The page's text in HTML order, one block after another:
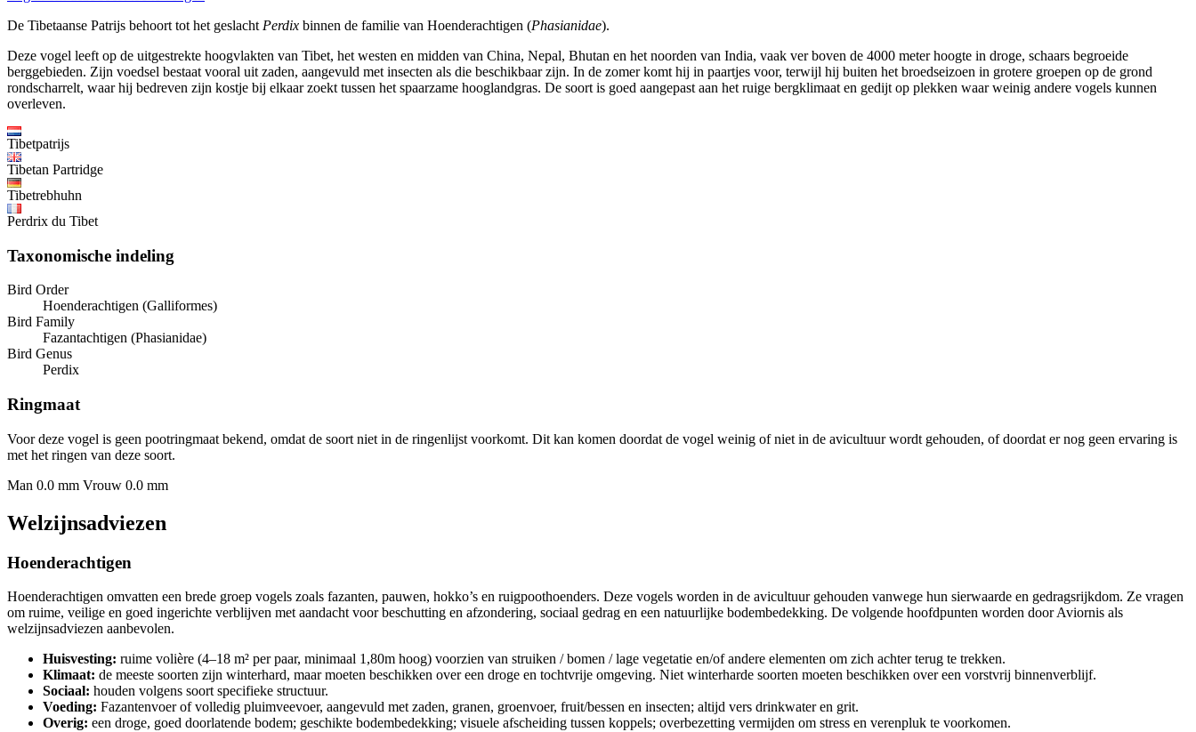
De Tibetaanse Patrijs behoort tot het geslacht Perdix binnen de familie van Hoenderachtigen (Phasianidae).
Deze vogel leeft op de uitgestrekte hoogvlakten van Tibet, het westen en midden van China, Nepal, Bhutan en het noorden van India, vaak ver boven de 4000 meter hoogte in droge, schaars begroeide
berggebieden. Zijn voedsel bestaat vooral uit zaden, aangevuld met insecten als die beschikbaar zijn. In de zomer komt hij in paartjes voor, terwijl hij buiten het broedseizoen in grotere groepen op de grond
rondscharrelt, waar hij bedreven zijn kostje bij elkaar zoekt tussen het spaarzame hooglandgras. De soort is goed aangepast aan het ruige bergklimaat en gedijt op plekken waar weinig andere vogels kunnen
overleven.
Tibetpatrijs
Tibetan Partridge
Tibetrebhuhn
Perdrix du Tibet
Taxonomische indeling
Bird Order
Hoenderachtigen (Galliformes)
Bird Family
Fazantachtigen (Phasianidae)
Bird Genus
Perdix
Ringmaat
Voor deze vogel is geen pootringmaat bekend, omdat de soort niet in de ringenlijst voorkomt. Dit kan komen doordat de vogel weinig of niet in de avicultuur wordt gehouden, of doordat er nog geen ervaring is
met het ringen van deze soort.
Man 0.0 mm Vrouw 0.0 mm
Welzijnsadviezen
Hoenderachtigen
Hoenderachtigen omvatten een brede groep vogels zoals fazanten, pauwen, hokko’s en ruigpoothoenders. Deze vogels worden in de avicultuur gehouden vanwege hun sierwaarde en gedragsrijkdom. Ze vragen
om ruime, veilige en goed ingerichte verblijven met aandacht voor beschutting en afzondering, sociaal gedrag en een natuurlijke bodembedekking. De volgende hoofdpunten worden door Aviornis als
welzijnsadviezen aanbevolen.
Huisvesting: ruime volière (4–18 m² per paar, minimaal 1,80m hoog) voorzien van struiken / bomen / lage vegetatie en/of andere elementen om zich achter terug te trekken.
Klimaat: de meeste soorten zijn winterhard, maar moeten beschikken over een droge en tochtvrije omgeving. Niet winterharde soorten moeten beschikken over een vorstvrij binnenverblijf.
Sociaal: houden volgens soort specifieke structuur.
Voeding: Fazantenvoer of volledig pluimveevoer, aangevuld met zaden, granen, groenvoer, fruit/bessen en insecten; altijd vers drinkwater en grit.
Overig: een droge, goed doorlatende bodem; geschikte bodembedekking; visuele afscheiding tussen koppels; overbezetting vermijden om stress en verenpluk te voorkomen.